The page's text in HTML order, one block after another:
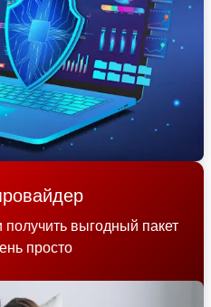
выгодный пакет
просто